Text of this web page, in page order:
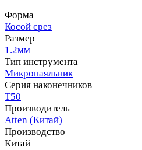
Форма
Косой срез
Размер
1.2мм
Тип инструмента
Микропаяльник
Серия наконечников
T50
Производитель
Atten (Китай)
Производство
Китай